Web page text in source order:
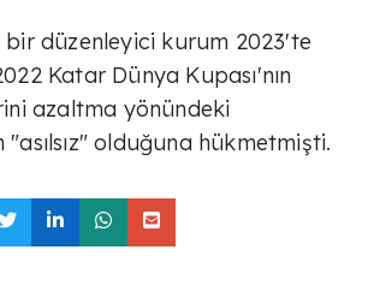
düzenleyici kurum 2023'te
Katar Dünya Kupası'nın
azaltma yönündeki
"asılsız" olduğuna hükmetmişti.